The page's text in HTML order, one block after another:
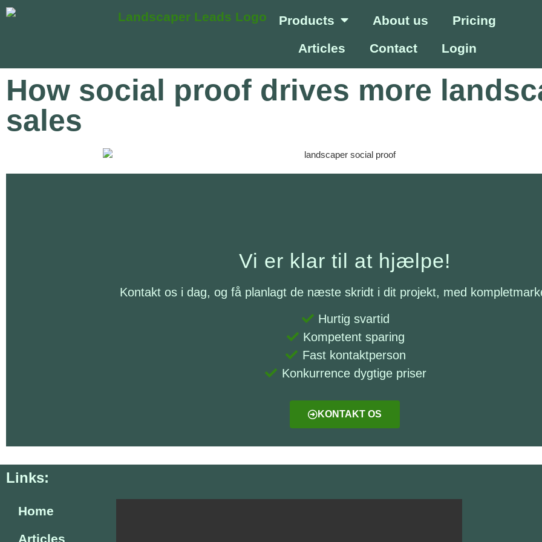
Products About us Pricing
Articles Contact Login
How social proof drives more
sales
Vi er klar til at hjælpe!
Kontakt os i dag, og få planlagt de næste skridt i dit projekt, med
Hurtig svartid
Kompetent sparing
Fast kontaktperson
Konkurrence dygtige priser
KONTAKT OS
Links:
Home
Articles